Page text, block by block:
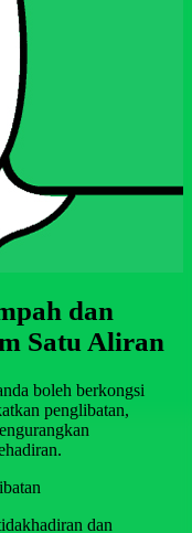
dan
Satu Aliran
boleh berkongsi
penglibatan,
dan